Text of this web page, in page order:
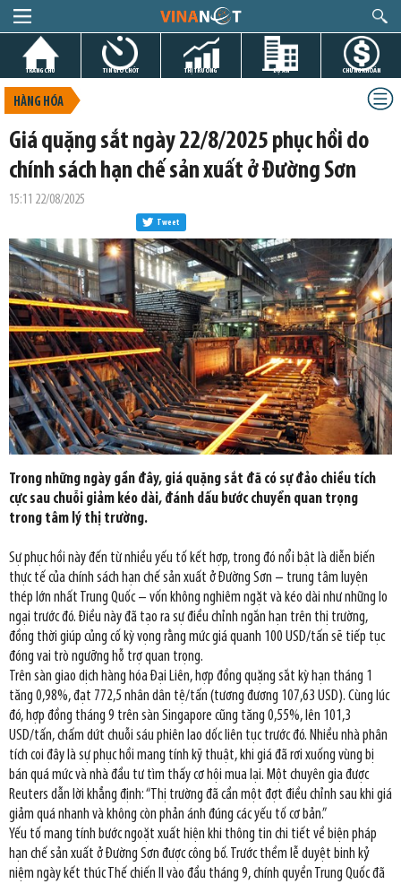
TRANG CHỦ TIN GIỜ CHÓT THỊ TRƯỜNG DỰ ÁN CHỨNG KHOÁN
HÀNG HÓA
Giá quặng sắt ngày 22/8/2025 phục hồi do
chính sách hạn chế sản xuất ở Đường Sơn
15:11 22/08/2025
Tweet
Trong những ngày gần đây, giá quặng sắt đã có sự đảo chiều tích
cực sau chuỗi giảm kéo dài, đánh dấu bước chuyển quan trọng
trong tâm lý thị trường.
Sự phục hồi này đến từ nhiều yếu tố kết hợp, trong đó nổi bật là diễn biến
thực tế của chính sách hạn chế sản xuất ở Đường Sơn – trung tâm luyện
thép lớn nhất Trung Quốc – vốn không nghiêm ngặt và kéo dài như những lo
ngại trước đó. Điều này đã tạo ra sự điều chỉnh ngắn hạn trên thị trường,
đồng thời giúp củng cố kỳ vọng rằng mức giá quanh 100 USD/tấn sẽ tiếp tục
đóng vai trò ngưỡng hỗ trợ quan trọng.
Trên sàn giao dịch hàng hóa Đại Liên, hợp đồng quặng sắt kỳ hạn tháng 1
tăng 0,98%, đạt 772,5 nhân dân tệ/tấn (tương đương 107,63 USD). Cùng lúc
đó, hợp đồng tháng 9 trên sàn Singapore cũng tăng 0,55%, lên 101,3
USD/tấn, chấm dứt chuỗi sáu phiên lao dốc liên tục trước đó. Nhiều nhà phân
tích coi đây là sự phục hồi mang tính kỹ thuật, khi giá đã rơi xuống vùng bị
bán quá mức và nhà đầu tư tìm thấy cơ hội mua lại. Một chuyên gia được
Reuters dẫn lời khẳng định: “Thị trường đã cần một đợt điều chỉnh sau khi giá
giảm quá nhanh và không còn phản ánh đúng các yếu tố cơ bản.”
Yếu tố mang tính bước ngoặt xuất hiện khi thông tin chi tiết về biện pháp
hạn chế sản xuất ở Đường Sơn được công bố. Trước thềm lễ duyệt binh kỷ
niệm ngày kết thúc Thế chiến II vào đầu tháng 9, chính quyền Trung Quốc đã